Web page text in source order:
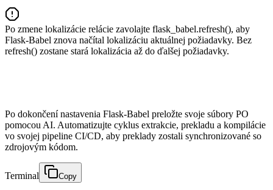
Po zmene lokalizácie relácie zavolajte flask_babel.refresh(), aby
Flask-Babel znova načítal lokalizáciu aktuálnej požiadavky. Bez
refresh() zostane stará lokalizácia až do ďalšej požiadavky.
Po dokončení nastavenia Flask-Babel preložte svoje súbory PO
pomocou AI. Automatizujte cyklus extrakcie, prekladu a kompilácie
vo svojej pipeline CI/CD, aby preklady zostali synchronizované so
zdrojovým kódom.
Terminal Copy